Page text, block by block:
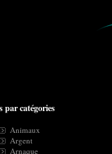
par catégories
Animaux
Argent
Arnaque